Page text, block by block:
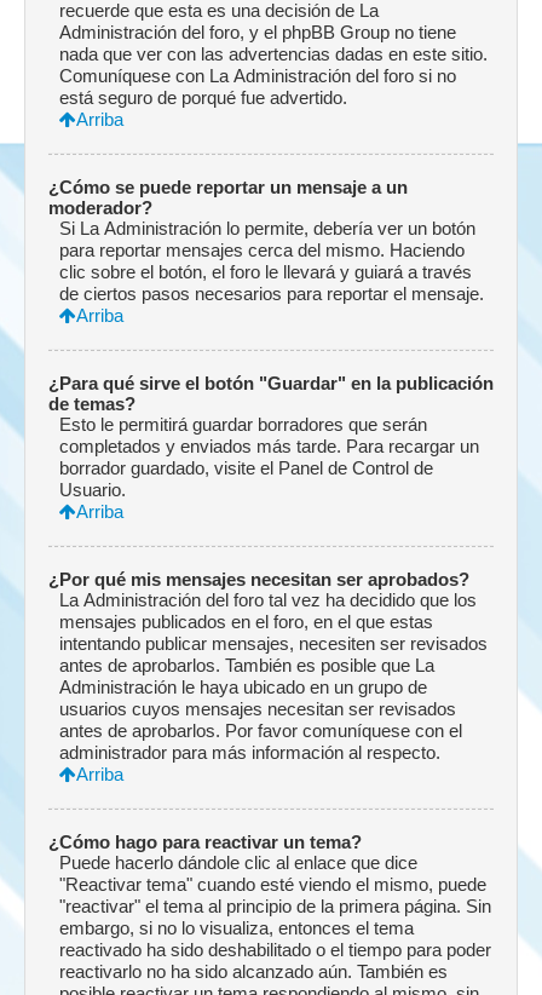
recuerde que esta es una decisión de La
Administración del foro, y el phpBB Group no tiene
nada que ver con las advertencias dadas en este sitio.
Comuníquese con La Administración del foro si no
está seguro de porqué fue advertido.
Arriba
¿Cómo se puede reportar un mensaje a un
moderador?
Si La Administración lo permite, debería ver un botón
para reportar mensajes cerca del mismo. Haciendo
clic sobre el botón, el foro le llevará y guiará a través
de ciertos pasos necesarios para reportar el mensaje.
Arriba
¿Para qué sirve el botón "Guardar" en la publicación
de temas?
Esto le permitirá guardar borradores que serán
completados y enviados más tarde. Para recargar un
borrador guardado, visite el Panel de Control de
Usuario.
Arriba
¿Por qué mis mensajes necesitan ser aprobados?
La Administración del foro tal vez ha decidido que los
mensajes publicados en el foro, en el que estas
intentando publicar mensajes, necesiten ser revisados
antes de aprobarlos. También es posible que La
Administración le haya ubicado en un grupo de
usuarios cuyos mensajes necesitan ser revisados
antes de aprobarlos. Por favor comuníquese con el
administrador para más información al respecto.
Arriba
¿Cómo hago para reactivar un tema?
Puede hacerlo dándole clic al enlace que dice
"Reactivar tema" cuando esté viendo el mismo, puede
"reactivar" el tema al principio de la primera página. Sin
embargo, si no lo visualiza, entonces el tema
reactivado ha sido deshabilitado o el tiempo para poder
reactivarlo no ha sido alcanzado aún. También es